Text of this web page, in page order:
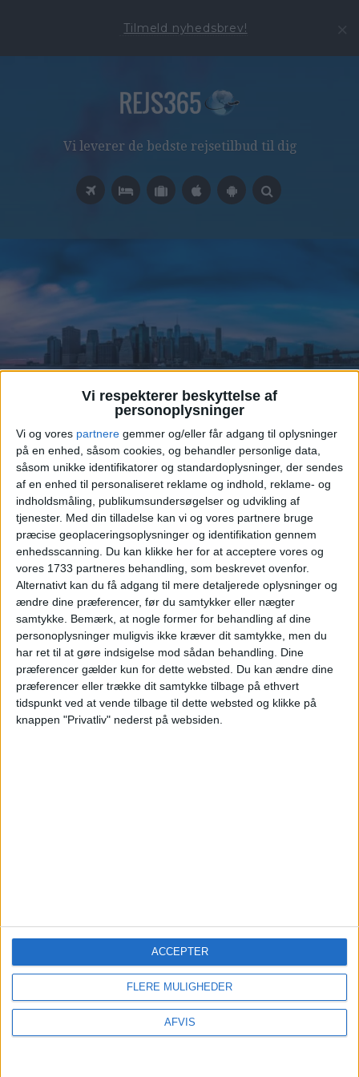
Vi respekterer beskyttelse af
personoplysninger
Vi og vores partnere gemmer og/eller får adgang til oplysninger
på en enhed, såsom cookies, og behandler personlige data,
såsom unikke identifikatorer og standardoplysninger, der sendes
af en enhed til personaliseret reklame og indhold, reklame- og
indholdsmåling, publikumsundersøgelser og udvikling af
tjenester. Med din tilladelse kan vi og vores partnere bruge
præcise geoplaceringsoplysninger og identifikation gennem
enhedsscanning. Du kan klikke her for at acceptere vores og
vores 1733 partneres behandling, som beskrevet ovenfor.
Alternativt kan du få adgang til mere detaljerede oplysninger og
ændre dine præferencer, før du samtykker eller nægter
samtykke. Bemærk, at nogle former for behandling af dine
personoplysninger muligvis ikke kræver dit samtykke, men du
har ret til at gøre indsigelse mod sådan behandling. Dine
præferencer gælder kun for dette websted. Du kan ændre dine
præferencer eller trække dit samtykke tilbage på ethvert
tidspunkt ved at vende tilbage til dette websted og klikke på
knappen "Privatliv" nederst på websiden.
FLERE MULIGHEDER
AFVIS
ACCEPTER
Tilmeld nyhedsbrev!
Vi leverer de bedste rejsetilbud til dig
KAJA NEW YORK
Guide:Den billigste pris opnås ved at klikke på
Hotels.com (1.814 kr.) – På Hotels.com klikker du
på “Reserver” og på betalingssiden indtaster du
rabatkoden AFGENDK32718. Herved falder
prisen fra 12.853,- til 11.583,- (+ ca. 1.285,- i
hotelgebyr)
Hotellet har stadig en fin beliggenhed med ca. 15
minutters gang til Times Square og her lander
prisen på 11.301,- med rabatkoden